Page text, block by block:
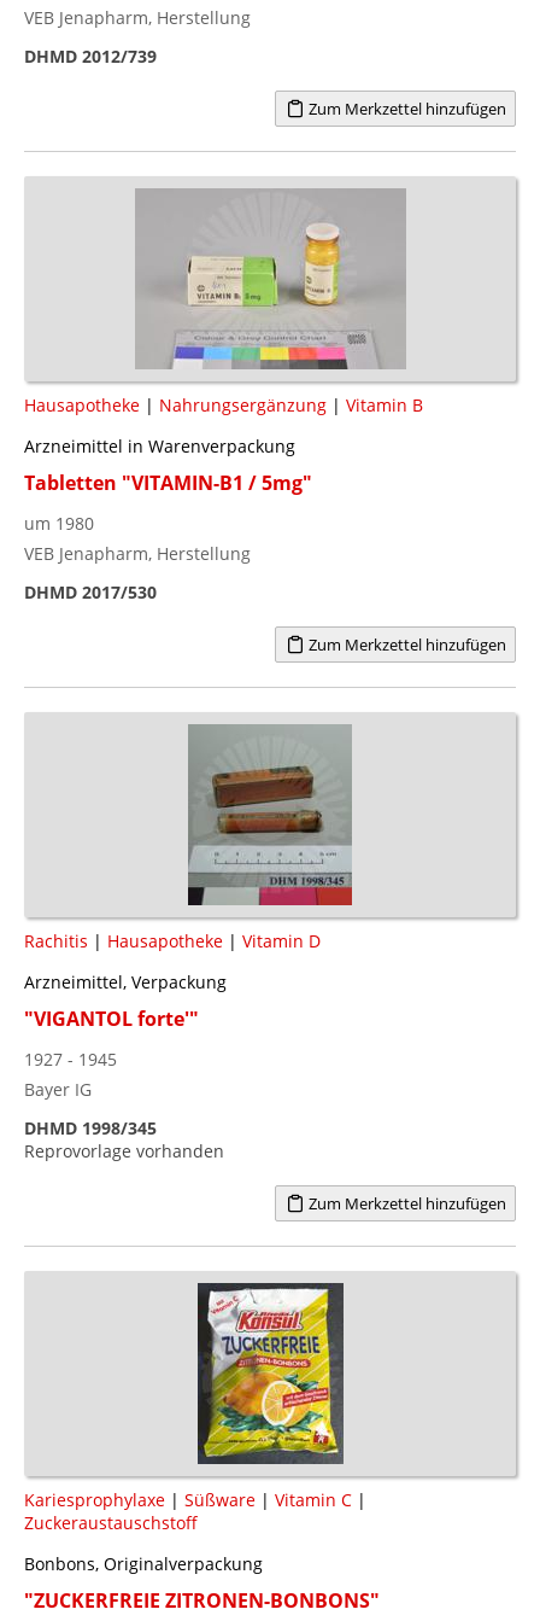
VEB Jenapharm, Herstellung
DHMD 2012/739
Zum Merkzettel hinzufügen
Hausapotheke | Nahrungsergänzung | Vitamin B
Arzneimittel in Warenverpackung
Tabletten "VITAMIN-B1 / 5mg"
um 1980
VEB Jenapharm, Herstellung
DHMD 2017/530
Zum Merkzettel hinzufügen
Rachitis | Hausapotheke | Vitamin D
Arzneimittel, Verpackung
"VIGANTOL forte'"
1927 - 1945
Bayer IG
DHMD 1998/345
Reprovorlage vorhanden
Zum Merkzettel hinzufügen
Kariesprophylaxe | Süßware | Vitamin C |
Zuckeraustauschstoff
Bonbons, Originalverpackung
"ZUCKERFREIE ZITRONEN-BONBONS"